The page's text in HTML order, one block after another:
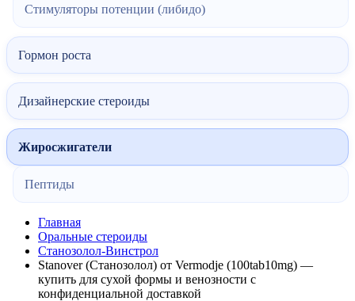
Стимуляторы потенции (либидо)
Гормон роста
Дизайнерские стероиды
Жиросжигатели
Пептиды
Главная
Оральные стероиды
Станозолол-Винстрол
Stanover (Станозолол) от Vermodje (100tab10mg) —
купить для сухой формы и венозности с
конфиденциальной доставкой